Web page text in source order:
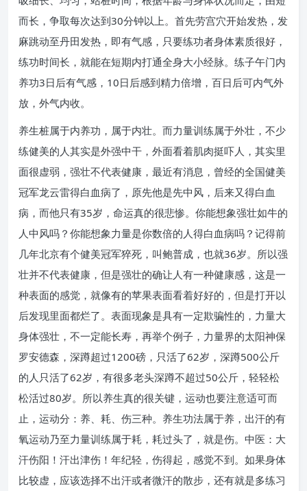
而长，争取每次达到30分钟以上。首先劳宫穴开始发热，发
麻跳动至丹田发热，即有气感，只要练功者身体素质很好，
练功时间长，就能在短期内打通全身大小经脉。练子午门内
养功3日后有气感，10日后感到精力倍增，百日后可内气外
放，外气内收。
养生桩属于内养功，属于内壮。而力量训练属于外壮，不少
练健美的人其实是外强中干，外面看着肌肉挺吓人，其实里
面很虚弱，强壮不代表健康，最近有消息，曾经的全国健美
冠军龙云雷得白血病了，原先他是先中风，后来又得白血
病，而他只有35岁，命运真的很悲惨。你能想象强壮如牛的
人中风吗？你能想象力量是你数倍的人得白血病吗？记得前
几年北京有个健美冠军猝死，叫鲍普成，也就36岁。所以强
壮并不代表健康，但是强壮的确让人有一种健康感，这是一
种表面的感觉，就像有的苹果表面看着好好的，但是打开以
后发现里面都烂了。表面现象是具有一定欺骗性的，力量大
身体强壮，不一定能长寿，再举个例子，力量界的太阳神保
罗安德森，深蹲超过1200磅，只活了62岁，深蹲500公斤
的人只活了62岁，有很多老头深蹲不超过50公斤，轻轻松
松活过80岁。所以养生真的很关键，运动也要注意适可而
止，运动分：养、耗、伤三种。养生功法属于养，出汗的有
氧运动乃至力量训练属于耗，耗过头了，就是伤。中医：大
汗伤阳！汗出津伤！年纪轻，伤得起，感觉不到。如果身体
比较虚，应该选择不出汗或者微汗的散步，还有就是多练习